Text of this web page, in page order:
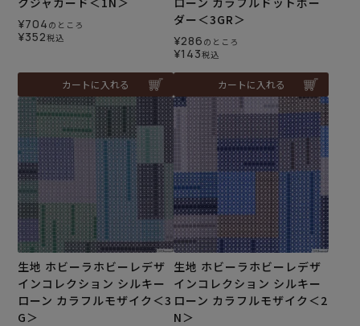
¥704 のところ
¥352税込
カートに入れる
ダー＜3GR＞
¥286 のところ
¥143税込
カートに入れる
生地 ホビーラホビーレデザ
インコレクション シルキー
ローン カラフルモザイク＜3
G＞
生地 ホビーラホビーレデザ
インコレクション シルキー
ローン カラフルモザイク＜2
N＞